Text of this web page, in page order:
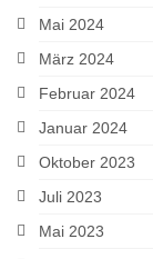
Mai 2024
März 2024
Februar 2024
Januar 2024
Oktober 2023
Juli 2023
Mai 2023